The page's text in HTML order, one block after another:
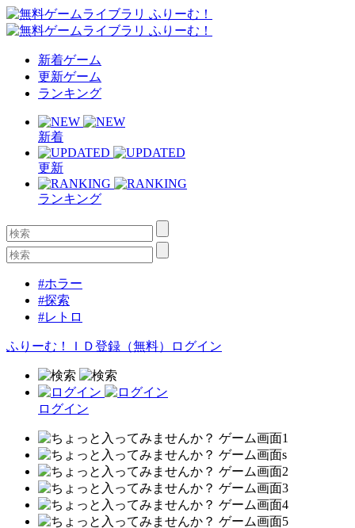
新着ゲーム
更新ゲーム
ランキング
新着
更新
ランキング
#ホラー
#探索
#レトロ
ふりーむ！ＩＤ登録（無料） ログイン
ログイン